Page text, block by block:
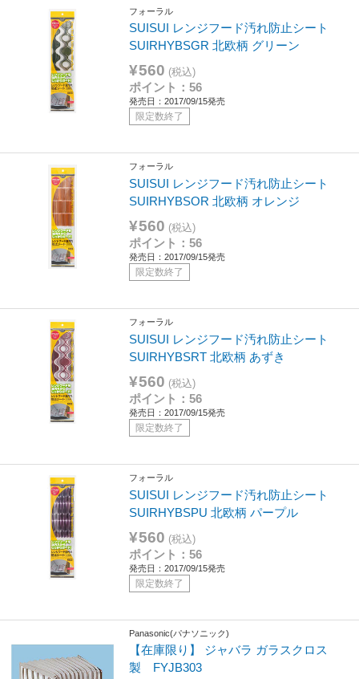
フォーラル
SUISUI レンジフード汚れ防止シート
SUIRHYBSGR 北欧柄 グリーン
¥560 (税込)
ポイント：56
発売日：2017/09/15発売
限定数終了
フォーラル
SUISUI レンジフード汚れ防止シート
SUIRHYBSOR 北欧柄 オレンジ
¥560 (税込)
ポイント：56
発売日：2017/09/15発売
限定数終了
フォーラル
SUISUI レンジフード汚れ防止シート
SUIRHYBSRT 北欧柄 あずき
¥560 (税込)
ポイント：56
発売日：2017/09/15発売
限定数終了
フォーラル
SUISUI レンジフード汚れ防止シート
SUIRHYBSPU 北欧柄 パープル
¥560 (税込)
ポイント：56
発売日：2017/09/15発売
限定数終了
Panasonic(パナソニック)
【在庫限り】 ジャバラ ガラスクロス
製 FYJB303